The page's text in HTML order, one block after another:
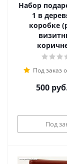
Набор
1 в
коробке
Под заказ
500
Под